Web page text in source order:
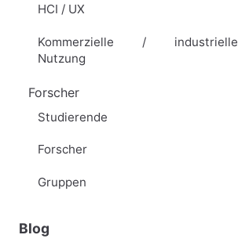
HCI / UX
Kommerzielle / industrielle
Nutzung
Forscher
Studierende
Forscher
Gruppen
Blog